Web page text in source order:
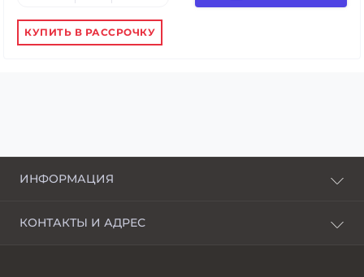
КУПИТЬ В РАССРОЧКУ
ИНФОРМАЦИЯ
КОНТАКТЫ И АДРЕС